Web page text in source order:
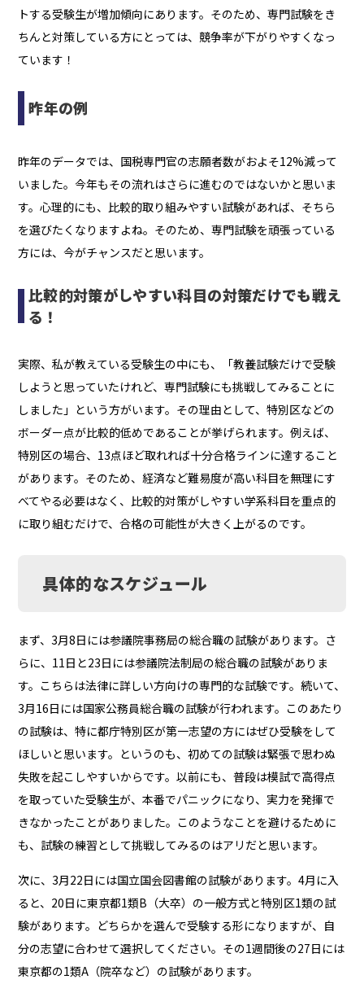
トする受験生が増加傾向にあります。そのため、専門試験をき
ちんと対策している方にとっては、競争率が下がりやすくなっ
ています！
昨年の例
昨年のデータでは、国税専門官の志願者数がおよそ12%減って
いました。今年もその流れはさらに進むのではないかと思いま
す。心理的にも、比較的取り組みやすい試験があれば、そちら
を選びたくなりますよね。そのため、専門試験を頑張っている
方には、今がチャンスだと思います。
比較的対策がしやすい科目の対策だけでも戦え
る！
実際、私が教えている受験生の中にも、「教養試験だけで受験
しようと思っていたけれど、専門試験にも挑戦してみることに
しました」という方がいます。その理由として、特別区などの
ボーダー点が比較的低めであることが挙げられます。例えば、
特別区の場合、13点ほど取れれば十分合格ラインに達すること
があります。そのため、経済など難易度が高い科目を無理にす
べてやる必要はなく、比較的対策がしやすい学系科目を重点的
に取り組むだけで、合格の可能性が大きく上がるのです。
具体的なスケジュール
まず、3月8日には参議院事務局の総合職の試験があります。さ
らに、11日と23日には参議院法制局の総合職の試験がありま
す。こちらは法律に詳しい方向けの専門的な試験です。続いて、
3月16日には国家公務員総合職の試験が行われます。このあたり
の試験は、特に都庁特別区が第一志望の方にはぜひ受験をして
ほしいと思います。というのも、初めての試験は緊張で思わぬ
失敗を起こしやすいからです。以前にも、普段は模試で高得点
を取っていた受験生が、本番でパニックになり、実力を発揮で
きなかったことがありました。このようなことを避けるために
も、試験の練習として挑戦してみるのはアリだと思います。
次に、3月22日には国立国会図書館の試験があります。4月に入
ると、20日に東京都1類B（大卒）の一般方式と特別区1類の試
験があります。どちらかを選んで受験する形になりますが、自
分の志望に合わせて選択してください。その1週間後の27日には
東京都の1類A（院卒など）の試験があります。